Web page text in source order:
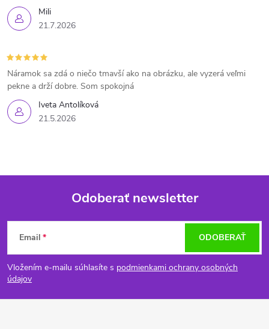
Mili
21.7.2026
Iveta Antolíková
21.5.2026
Náramok sa zdá o niečo tmavší ako na obrázku, ale vyzerá veľmi
pekne a drží dobre. Som spokojná
Z
á
p
Odoberať newsletter
Email
Vložením e-mailu súhlasíte s podmienkami ochrany osobných
údajov
ODOBERAŤ